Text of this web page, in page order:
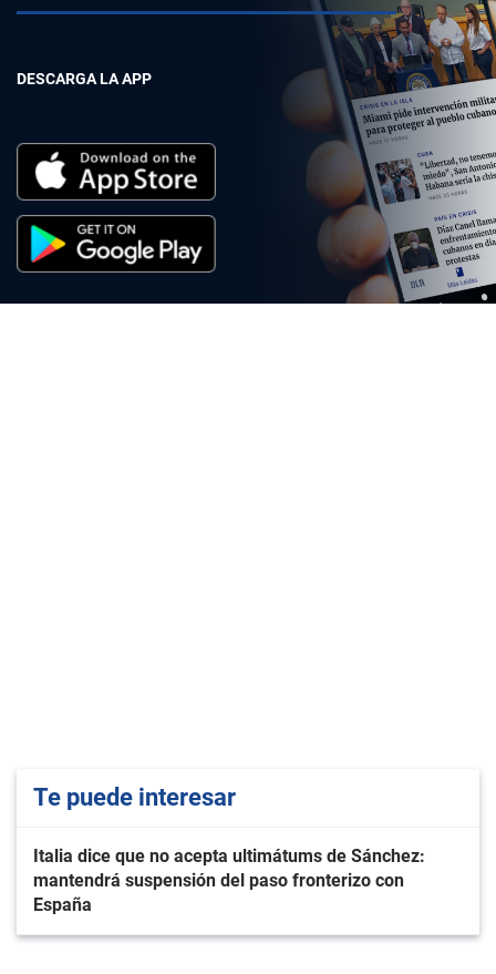
DESCARGA LA APP
Te puede interesar
Italia dice que no acepta ultimátums de Sánchez:
mantendrá suspensión del paso fronterizo con
España